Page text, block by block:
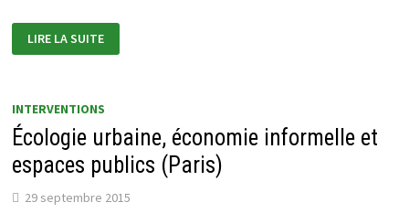
« PRATIQUES
ÉCOLOGIQUES
:
QUI
VIENT »
(PARIS)
LIRE LA SUITE
INTERVENTIONS
Écologie urbaine, économie informelle et
espaces publics (Paris)
29 septembre 2015